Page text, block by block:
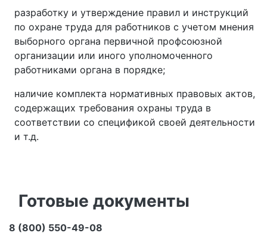
разработку и утверждение правил и инструкций
по охране труда для работников с учетом мнения
выборного органа первичной профсоюзной
организации или иного уполномоченного
работниками органа в порядке;
наличие комплекта нормативных правовых актов,
содержащих требования охраны труда в
соответствии со спецификой своей деятельности
и т.д.
Готовые документы
8 (800) 550-49-08